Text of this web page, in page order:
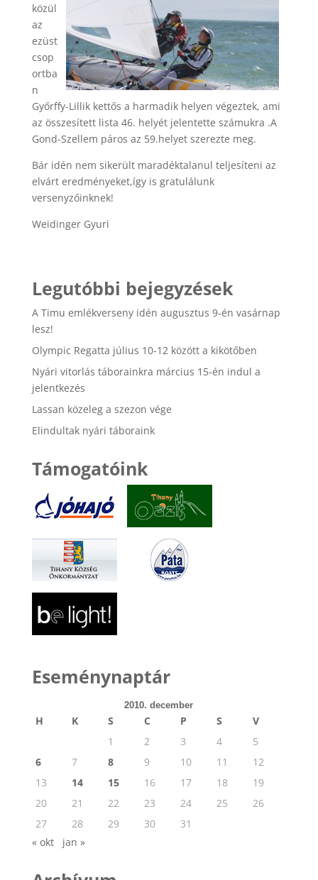
közül
az
ezüst
csop
ortba
n
Győrffy-Lillik kettős a harmadik helyen végeztek, ami
az összesített lista 46. helyét jelentette számukra .A
Gond-Szellem páros az 59.helyet szerezte meg.
Bár idén nem sikerült maradéktalanul teljesíteni az
elvárt eredményeket,így is gratulálunk
versenyzőinknek!
Weidinger Gyuri
Legutóbbi bejegyzések
A Timu emlékverseny idén augusztus 9-én vasárnap
lesz!
Olympic Regatta július 10-12 között a kikötőben
Nyári vitorlás táborainkra március 15-én indul a
jelentkezés
Lassan közeleg a szezon vége
Elindultak nyári táboraink
Támogatóink
Eseménynaptár
2010. december
H K S C P S
V
1
2 3 4
5
6
7 8 9 10 11
12
13
14 15 16 17 18
19
20
21 22 23 24 25
26
27
28 29 30
31
« okt
jan »